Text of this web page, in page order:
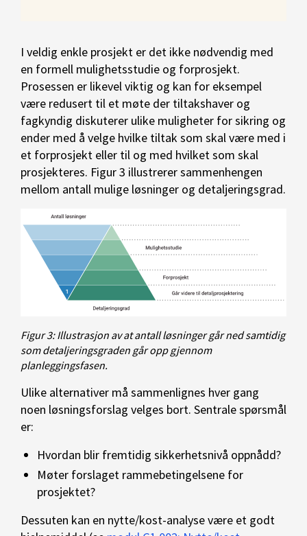
I veldig enkle prosjekt er det ikke nødvendig med
en formell mulighetsstudie og forprosjekt.
Prosessen er likevel viktig og kan for eksempel
være redusert til et møte der tiltakshaver og
fagkyndig diskuterer ulike muligheter for sikring og
ender med å velge hvilke tiltak som skal være med i
et forprosjekt eller til og med hvilket som skal
prosjekteres. Figur 3 illustrerer sammenhengen
mellom antall mulige løsninger og detaljeringsgrad.
Figur 3: Illustrasjon av at antall løsninger går ned samtidig
som detaljeringsgraden går opp gjennom
planleggingsfasen.
Ulike alternativer må sammenlignes hver gang
noen løsningsforslag velges bort. Sentrale spørsmål
er:
Hvordan blir fremtidig sikkerhetsnivå oppnådd?
Møter forslaget rammebetingelsene for
prosjektet?
Dessuten kan en nytte/kost-analyse være et godt